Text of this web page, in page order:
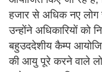
हजार से अधिक नए
उन्होंने अधिकारियों को
बहुउददेशीय कैम्प
की आयु पूरे करने वाले